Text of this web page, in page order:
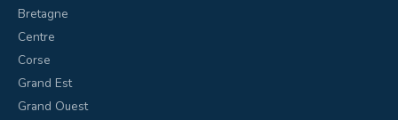
Bretagne
Centre
Corse
Grand Est
Grand Ouest